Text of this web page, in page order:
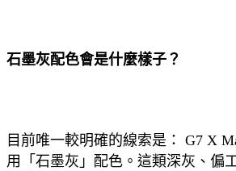
石墨灰配色會是什麼樣子？
目前唯一較明確的線索是： G7 X
用「石墨灰」配色。 這類深灰、偏